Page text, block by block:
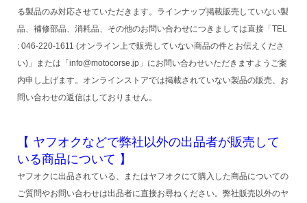
る製品のみ対応させていただきます。ラインナップ掲載販売していない製
品、補修部品、消耗品、その他のお問い合わせにつきましては直接「TEL
: 046-220-1611 (オンライン上で販売していない商品の件とお伝えくださ
い)」または「info@motocorse.jp」にお問い合わせいただきますようご案
内申し上げます。オンラインストアでは掲載されていない製品の販売、お
問い合わせの返信はしておりません。
【 ヤフオクなどで弊社以外の出品者が販売して
いる商品について 】
ヤフオクに出品されている、またはヤフオクにて購入した商品についての
ご質問やお問い合わせは出品者に直接お尋ねください。弊社販売以外のヤ